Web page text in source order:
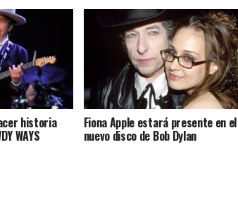
historia
WAYS
Fiona Apple estará presente en el
nuevo disco de Bob Dylan